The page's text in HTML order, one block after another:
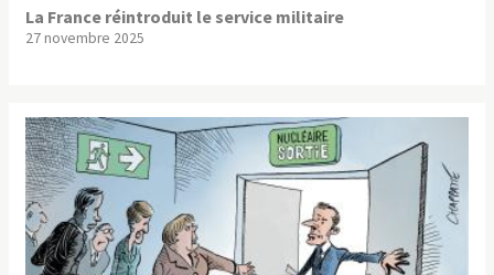
La France réintroduit le service militaire
27 novembre 2025